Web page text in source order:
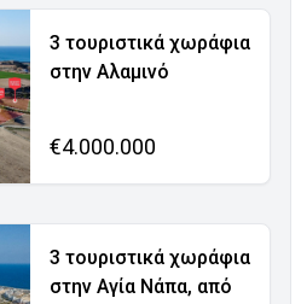
3 τουριστικά χωράφια
στην Αλαμινό
€4.000.000
3 τουριστικά χωράφια
στην Αγία Νάπα, από